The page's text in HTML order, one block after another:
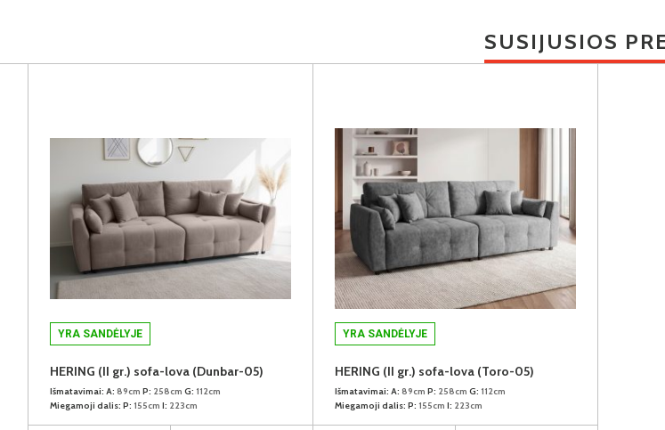
SUSIJUSIOS
YRA SANDĖLYJE
HERING (II gr.) sofa-lova (Dunbar-05)
Išmatavimai: A: 89cm P: 258cm G: 112cm
Miegamoji dalis: P: 155cm I: 223cm
YRA SANDĖLYJE
HERING (II gr.) sofa-lova (Toro-05)
Išmatavimai: A: 89cm P: 258cm G: 112cm
Miegamoji dalis: P: 155cm I: 223cm